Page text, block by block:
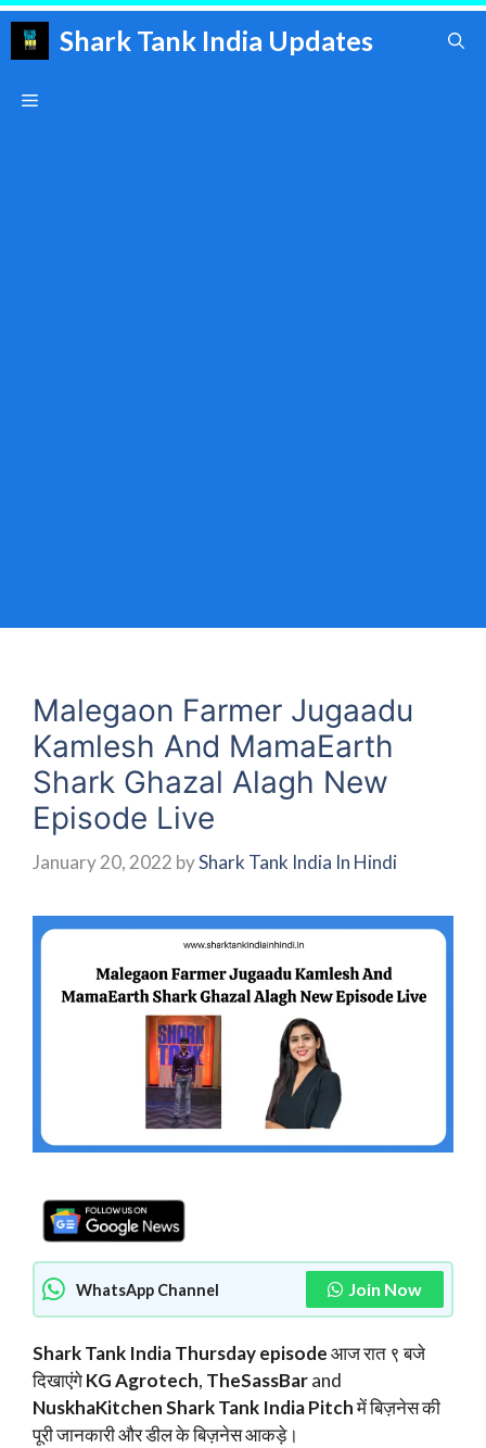
Skip
Shark Tank India Updates
Menu
Malegaon Farmer Jugaadu
Kamlesh And MamaEarth
Shark Ghazal Alagh New
Episode Live
January 20, 2022 byShark Tank India In Hindi
WhatsApp Channel Join Now
Shark Tank India Thursday episodeआज रात ९ बजे
दिखाएंगेKG Agrotech, TheSassBarand
NuskhaKitchenShark Tank India Pitchमें बिज़नेस की
पूरी जानकारी और डील के बिज़नेस आकड़े।